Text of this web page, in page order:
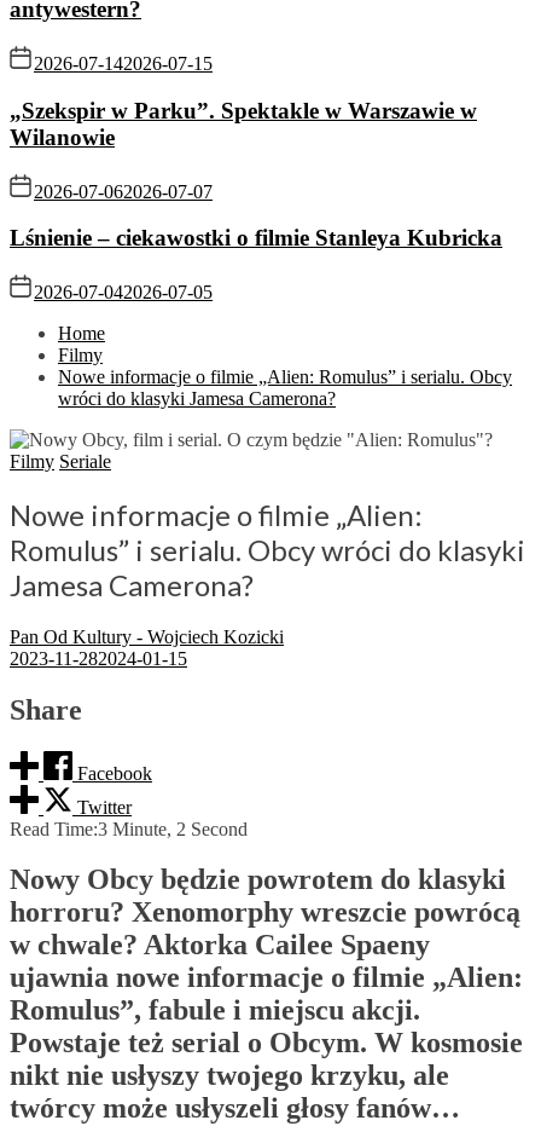
antywestern?
2026-07-142026-07-15
„Szekspir w Parku”. Spektakle w Warszawie w
Wilanowie
2026-07-062026-07-07
Lśnienie – ciekawostki o filmie Stanleya Kubricka
2026-07-042026-07-05
Home
Filmy
Nowe informacje o filmie „Alien: Romulus” i serialu. Obcy
wróci do klasyki Jamesa Camerona?
Filmy Seriale
Nowe informacje o filmie „Alien:
Romulus” i serialu. Obcy wróci do klasyki
Jamesa Camerona?
Pan Od Kultury - Wojciech Kozicki
2023-11-282024-01-15
Share
Facebook
Twitter
Read Time:3 Minute, 2 Second
Nowy Obcy będzie powrotem do klasyki
horroru? Xenomorphy wreszcie powrócą
w chwale? Aktorka Cailee Spaeny
ujawnia nowe informacje o filmie „Alien:
Romulus”, fabule i miejscu akcji.
Powstaje też serial o Obcym. W kosmosie
nikt nie usłyszy twojego krzyku, ale
twórcy może usłyszeli głosy fanów…